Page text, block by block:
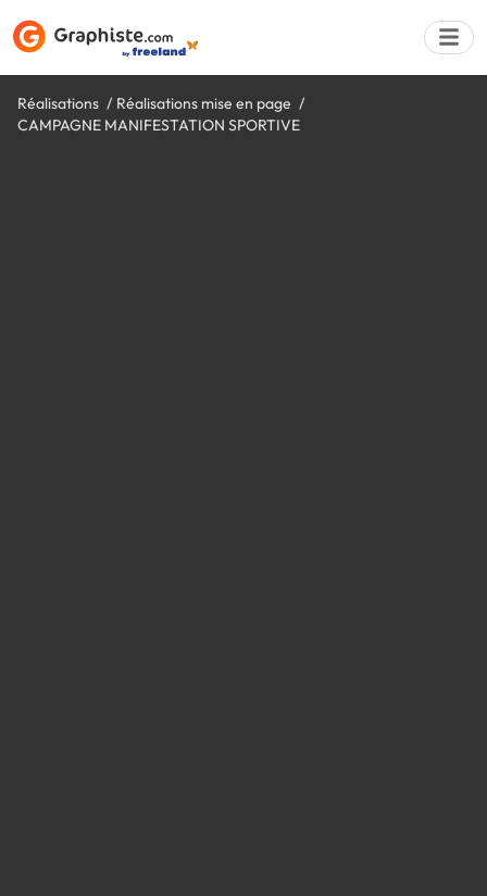
Réalisations
Réalisations mise en page
CAMPAGNE MANIFESTATION SPORTIVE